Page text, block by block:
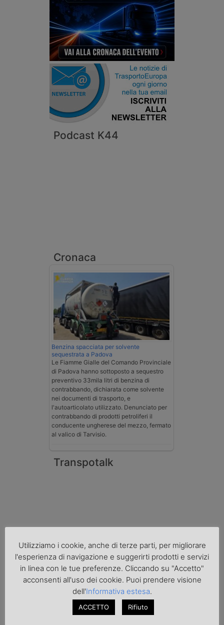
Podcast K44
Cronaca
Benzina spacciata per solvente
sequestrata a Padova
Le Fiamme Gialle del Comando Provinciale
di Padova hanno sottoposto a sequestro
preventivo 33mila litri di benzina di
contrabbando, dichiarata come solvente
nei documenti di trasporto, e
l'autoarticolato utilizzato. Denunciato per
contrabbando di prodotti petroliferi il
conducente ungherese del mezzo, fermato
al valico di Tarvisio.
Transpotalk
Normativa
La riforma del Codice della Strada punta
sull’autotrasporto
Utilizziamo i cookie, anche di terze parti, per migliorare
l'esperienza di navigazione e suggerirti prodotti e servizi
in linea con le tue preferenze. Cliccando su "Accetto"
acconsenti all'uso dei cookie. Puoi prendere visione
dell'Informativa estesa.
ACCETTO Rifiuto